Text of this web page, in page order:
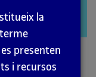
la
presenten
i recursos